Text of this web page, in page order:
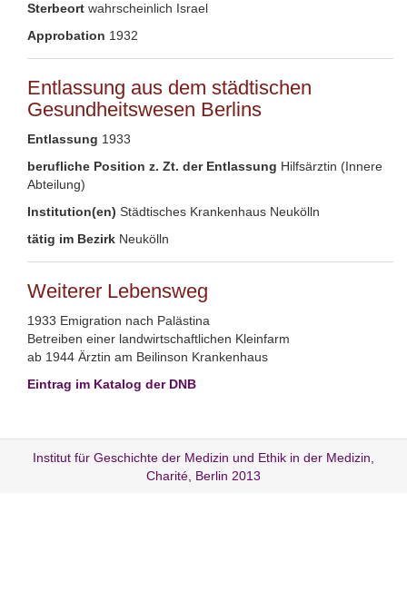
Sterbeort wahrscheinlich Israel
Approbation 1932
Entlassung aus dem städtischen
Gesundheitswesen Berlins
Entlassung 1933
berufliche Position z. Zt. der Entlassung Hilfsärztin (Innere
Abteilung)
Institution(en) Städtisches Krankenhaus Neukölln
tätig im Bezirk Neukölln
Weiterer Lebensweg
1933 Emigration nach Palästina
Betreiben einer landwirtschaftlichen Kleinfarm
ab 1944 Ärztin am Beilinson Krankenhaus
Eintrag im Katalog der DNB
Institut für Geschichte der Medizin und Ethik in der Medizin,
Charité, Berlin 2013